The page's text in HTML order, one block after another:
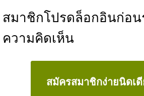
สมาชิกโปรดล็อกอินก่อน
ความคิดเห็น
สมัครสมาชิกง่ายนิดเ